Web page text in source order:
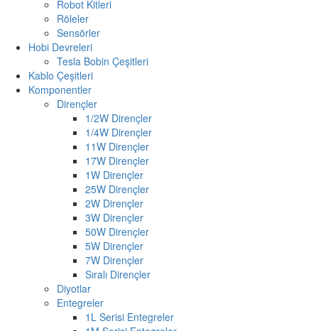
Robot Kitleri
Röleler
Sensörler
Hobi Devreleri
Tesla Bobin Çeşitleri
Kablo Çeşitleri
Komponentler
Dirençler
1/2W Dirençler
1/4W Dirençler
11W Dirençler
17W Dirençler
1W Dirençler
25W Dirençler
2W Dirençler
3W Dirençler
50W Dirençler
5W Dirençler
7W Dirençler
Sıralı Dirençler
Diyotlar
Entegreler
1L Serisi Entegreler